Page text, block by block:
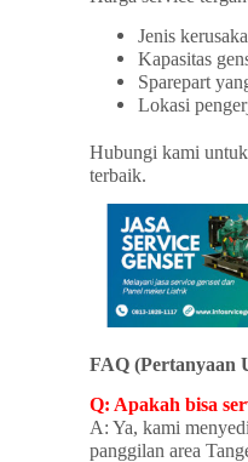
Jenis
Kapasitas
Sparepart
Lokasi
Hubungi kami
terbaik.
FAQ (Pertanyaan
Q: Apakah bisa
A: Ya, kami
panggilan area